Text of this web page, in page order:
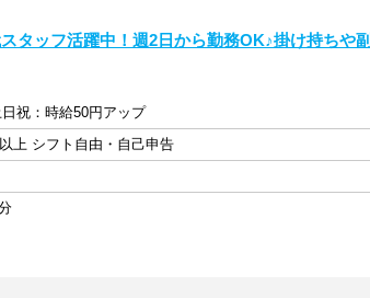
タッフ活躍中！週2日から勤務OK♪掛け持ちや副
祝：時給50円アップ
上 シフト自由・自己申告